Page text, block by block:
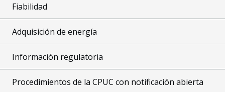
Fiabilidad
Adquisición de energía
Información regulatoria
Procedimientos de la CPUC con notificación abierta